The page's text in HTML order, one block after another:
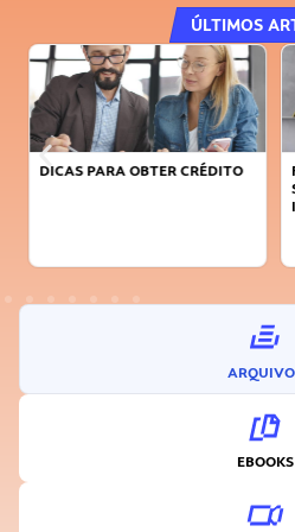
ÚLTIMOS
DICAS PARA OBTER CRÉDITO
EBOOKS